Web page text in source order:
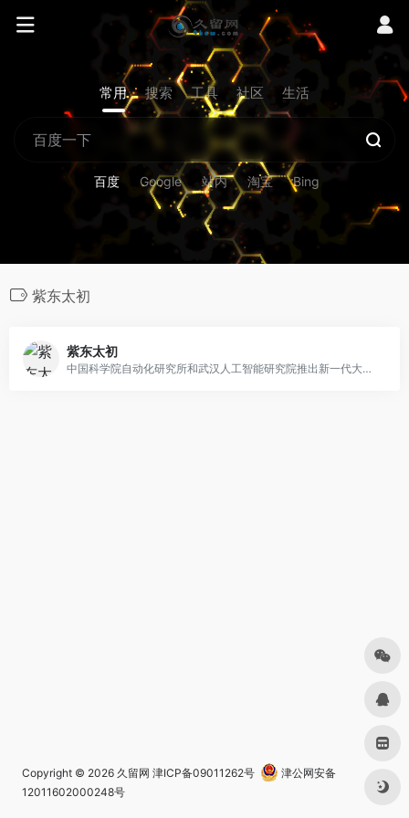
常用 搜索 工具 社区 生活
百度 Google 站内 淘宝 Bing
紫东太初
紫东太初
中国科学院自动化研究所和武汉人工智能研究院推出新一代大模型
Copyright © 2026 久留网 津ICP备09011262号
津公网安备
12011602000248号